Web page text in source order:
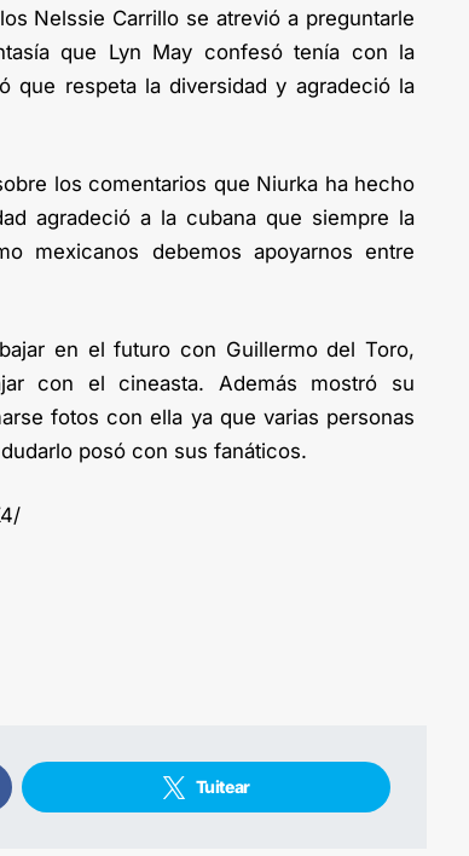
Nelssie Carrillo se atrevió a preguntarle
que Lyn May confesó tenía con la
que respeta la diversidad y agradeció la
los comentarios que Niurka ha hecho
agradeció a la cubana que siempre la
mexicanos debemos apoyarnos entre
en el futuro con Guillermo del Toro,
con el cineasta. Además mostró su
fotos con ella ya que varias personas
posó con sus fanáticos.
Tuitear